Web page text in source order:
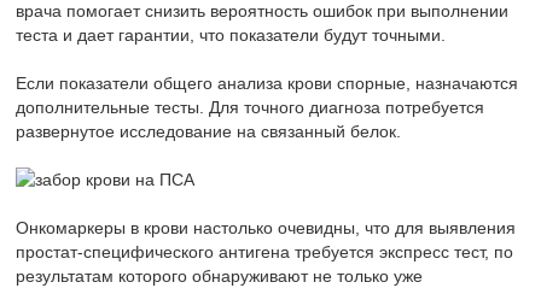
врача помогает снизить вероятность ошибок при выполнении
теста и дает гарантии, что показатели будут точными.
Если показатели общего анализа крови спорные, назначаются
дополнительные тесты. Для точного диагноза потребуется
развернутое исследование на связанный белок.
Онкомаркеры в крови настолько очевидны, что для выявления
простат-специфического антигена требуется экспресс тест, по
результатам которого обнаруживают не только уже